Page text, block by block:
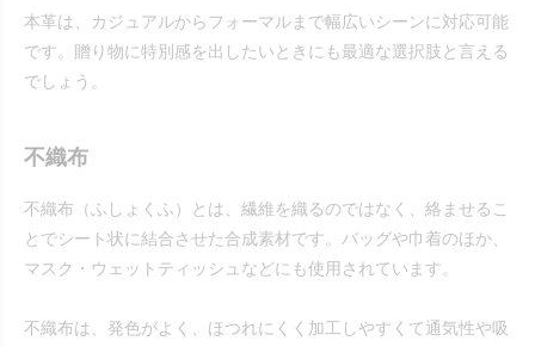
本革は、カジュアルからフォーマルまで幅広いシーンに対応可能
です。贈り物に特別感を出したいときにも最適な選択肢と言える
でしょう。
不織布
不織布（ふしょくふ）とは、繊維を織るのではなく、絡ませるこ
とでシート状に結合させた合成素材です。バッグや巾着のほか、
マスク・ウェットティッシュなどにも使用されています。
不織布は、発色がよく、ほつれにくく加工しやすくて通気性や吸